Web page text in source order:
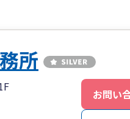
所
お問い